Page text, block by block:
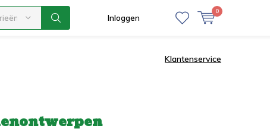
Inloggen
0
Klantenservice